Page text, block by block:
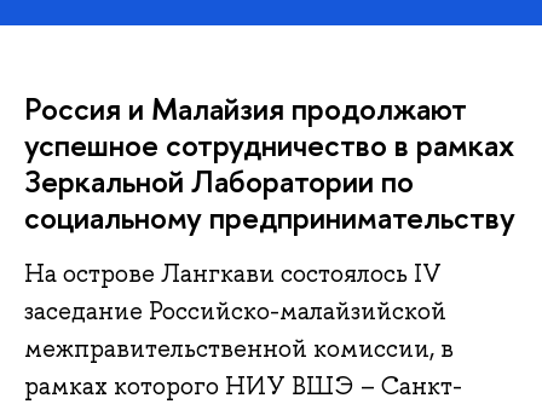
Россия и Малайзия продолжают
успешное сотрудничество в рамках
Зеркальной Лаборатории по
социальному предпринимательству
На острове Лангкави состоялось IV
заседание Российско-малайзийской
межправительственной комиссии, в
рамках которого НИУ ВШЭ – Санкт-